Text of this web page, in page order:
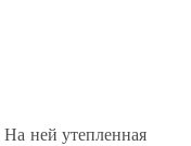
ней утепленная